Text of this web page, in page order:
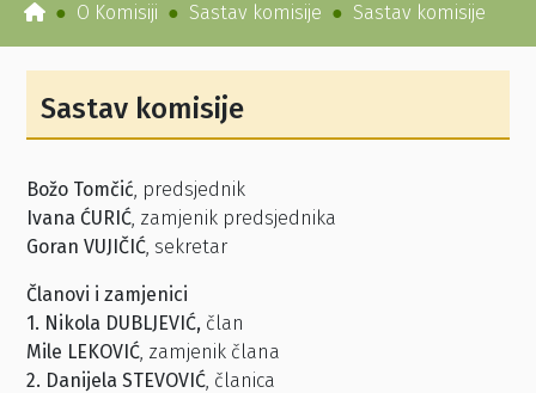
O Komisiji Sastav komisije Sastav komisije
Sastav komisije
Božo Tomčić, predsjednik
Ivana ĆURIĆ, zamjenik predsjednika
Goran VUJIČIĆ, sekretar
Članovi i zamjenici
1. Nikola DUBLJEVIĆ, član
Mile LEKOVIĆ, zamjenik člana
2. Danijela STEVOVIĆ, članica